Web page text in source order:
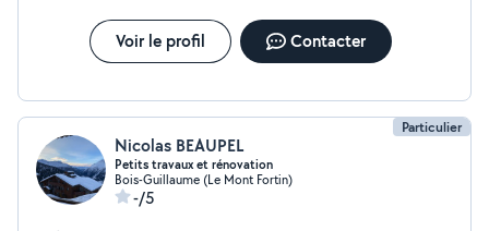
tâches ménagères de manière rapide et soignée. Ainsi
que du jardinage (tonte, désherbage, tailler des haies,
arbustes, entretien des allées..)
Voir le profil Contacter
Particulier
Nicolas BEAUPEL
Petits travaux et rénovation
Bois-Guillaume (Le Mont Fortin)
-/5